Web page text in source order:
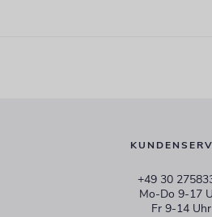
+49 30
Mo-Do 9-17
Fr 9-14 Uhr